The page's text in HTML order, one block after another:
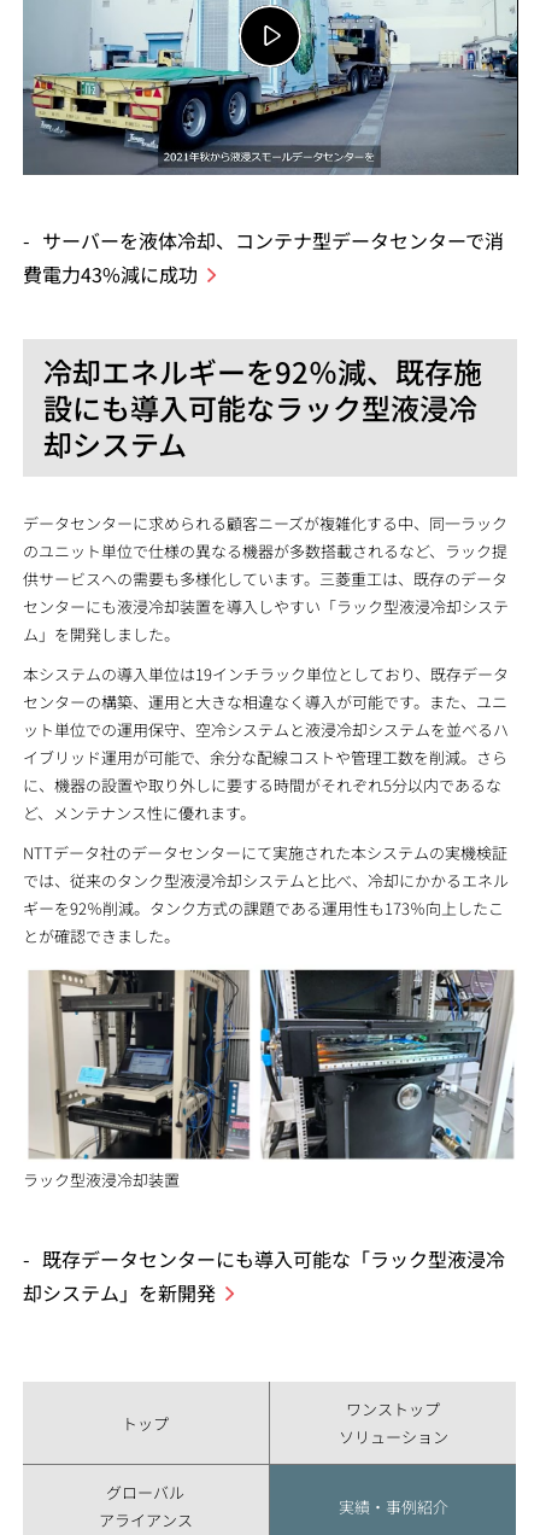
サーバーを液体冷却、コンテナ型データセンターで消
費電力43%減に成功
冷却エネルギーを92％減、既存施
設にも導入可能なラック型液浸冷
却システム
データセンターに求められる顧客ニーズが複雑化する中、同一ラック
のユニット単位で仕様の異なる機器が多数搭載されるなど、ラック提
供サービスへの需要も多様化しています。三菱重工は、既存のデータ
センターにも液浸冷却装置を導入しやすい「ラック型液浸冷却システ
ム」を開発しました。
本システムの導入単位は19インチラック単位としており、既存データ
センターの構築、運用と大きな相違なく導入が可能です。また、ユニ
ット単位での運用保守、空冷システムと液浸冷却システムを並べるハ
イブリッド運用が可能で、余分な配線コストや管理工数を削減。さら
に、機器の設置や取り外しに要する時間がそれぞれ5分以内であるな
ど、メンテナンス性に優れます。
NTTデータ社のデータセンターにて実施された本システムの実機検証
では、従来のタンク型液浸冷却システムと比べ、冷却にかかるエネル
ギーを92％削減。タンク方式の課題である運用性も173％向上したこ
とが確認できました。
ラック型液浸冷却装置
既存データセンターにも導入可能な「ラック型液浸冷
却システム」を新開発
トップ
ワンストップ
ソリューション
グローバル
アライアンス
実績・事例紹介